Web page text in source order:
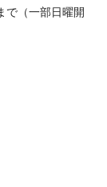
で（一部日曜開